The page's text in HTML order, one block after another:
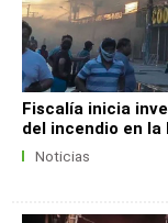
Fiscalía inicia
del incendio en la
Noticias